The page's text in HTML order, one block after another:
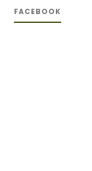
FACEBOOK